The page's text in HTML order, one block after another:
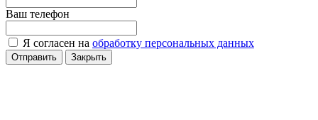
Ваш телефон
Я согласен на обработку персональных данных
Отправить Закрыть